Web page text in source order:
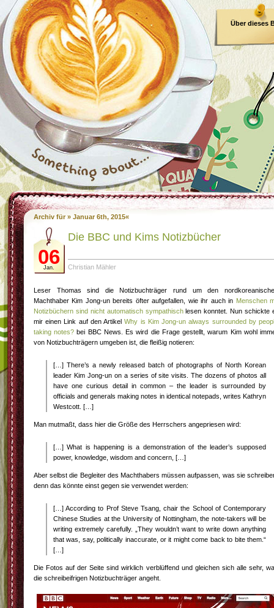
Über dieses
Archiv für » Januar 6th, 2015«
06
Jan.
Die BBC und Kims Notizbücher
Christian Mähler
Leser Thomas sind die Notizbuchträger rund um den
Machthaber Kim Jong-un bereits öfter aufgefallen, wie ihr auch in Menschen
Notizbüchern sind nicht automatisch sympathischlesen konntet. Nun schickte
mir einen Link auf den ArtikelWhy is Kim Jong-un always surrounded by
taking notes? bei BBC News. Es wird die Frage gestellt, warum Kim wohl
von Notizbuchträgern umgeben ist, die fleißig notieren:
[…] There’s a newly released batch of photographs of North Korean
leader Kim Jong-un on a series of site visits. The dozens of photos all
have one curious detail in common – the leader is surrounded by
officials and generals making notes in identical notepads, writes Kathryn
Westcott. […]
Man mutmaßt, dass hier die Größe des Herrschers angepriesen wird:
[…] What is happening is a demonstration of the leader’s supposed
power, knowledge, wisdom and concern, […]
Aber selbst die Begleiter des Machthabers müssen aufpassen, was sie
denn das könnte einst gegen sie verwendet werden:
[…] According to Prof Steve Tsang, chair the School of Contemporary
Chinese Studies at the University of Nottingham, the note-takers will be
writing extremely carefully. „They wouldn’t want to write down anything
that was, say, politically inaccurate, or it might come back to bite them.“
[…]
Die Fotos auf der Seite sind wirklich verblüffend und gleichen sich alle sehr,
die schreibeifrigen Notizbuchträger angeht.